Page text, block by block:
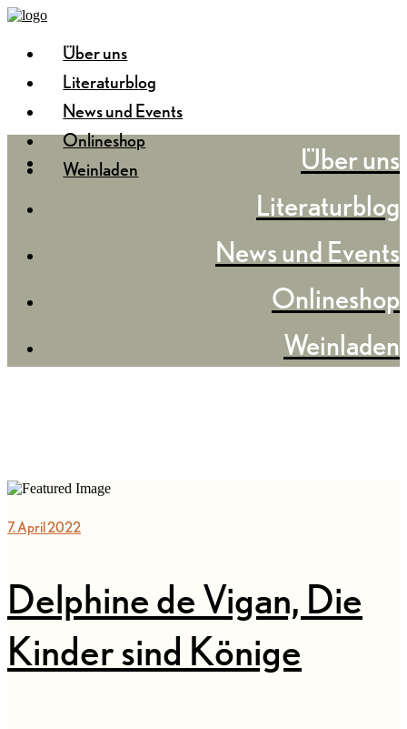
Über uns
Literaturblog
News und Events
Onlineshop
Weinladen
Über uns
Literaturblog
News und Events
Onlineshop
Weinladen
7. April 2022
Delphine de Vigan, Die
Kinder sind Könige